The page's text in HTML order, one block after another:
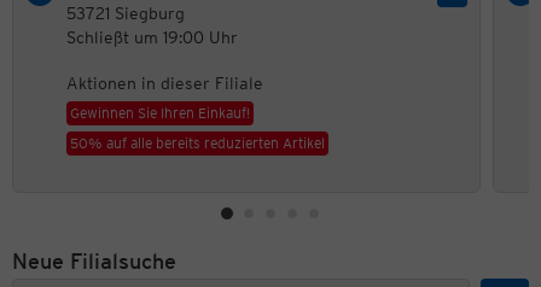
53721 Siegburg
Schließt um 19:00 Uhr
Aktionen in dieser Filiale
Gewinnen Sie Ihren Einkauf!
50% auf alle bereits reduzierten Artikel
Neue Filialsuche